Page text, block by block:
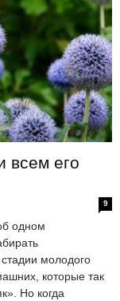
всем его
9
одном
молодого
которые так
Но когда